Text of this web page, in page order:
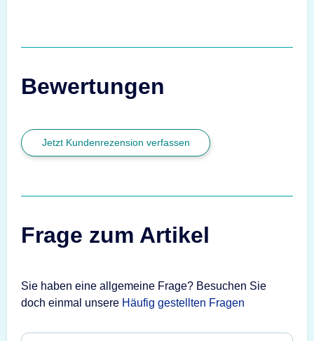
Bewertungen
Jetzt Kundenrezension verfassen
Frage zum Artikel
Sie haben eine allgemeine Frage? Besuchen Sie
doch einmal unsere Häufig gestellten Fragen